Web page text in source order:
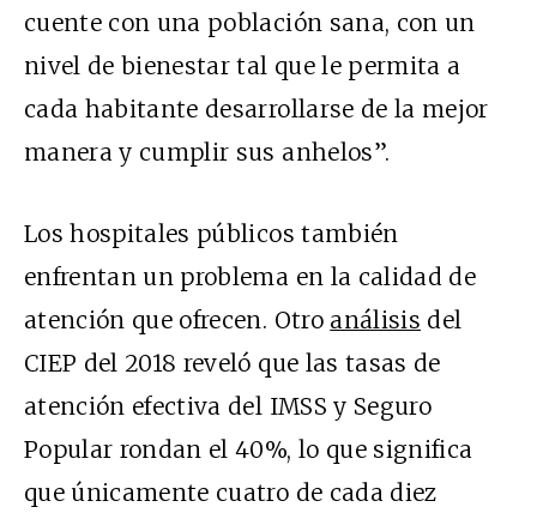
cuente con una población sana, con un
nivel de bienestar tal que le permita a
cada habitante desarrollarse de la mejor
manera y cumplir sus anhelos”.
Los hospitales públicos también
enfrentan un problema en la calidad de
atención que ofrecen. Otro análisis del
CIEP del 2018 reveló que las tasas de
atención efectiva del IMSS y Seguro
Popular rondan el 40%, lo que significa
que únicamente cuatro de cada diez